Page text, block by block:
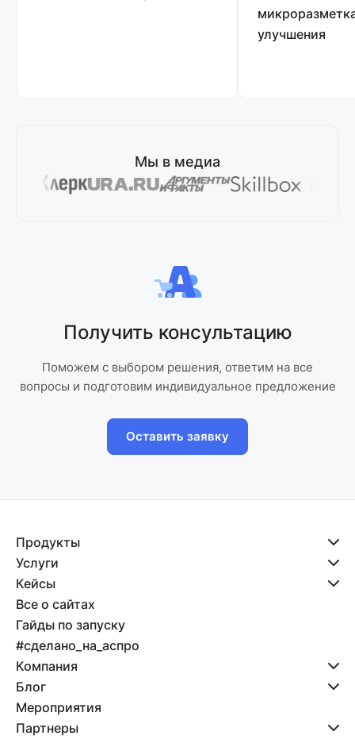
улучшения
Мы в медиа
Получить консультацию
Поможем с выбором решения, ответим на все
вопросы и подготовим индивидуальное предложение
Оставить заявку
Продукты
Услуги
Кейсы
Все о сайтах
Гайды по запуску
#сделано_на_аспро
Компания
Блог
Мероприятия
Партнеры